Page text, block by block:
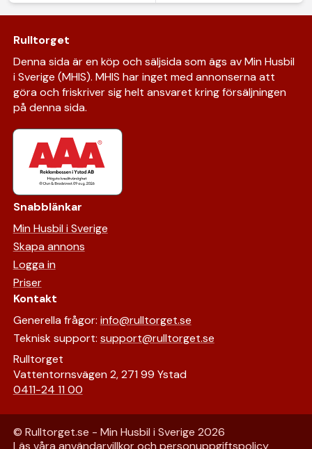
Rulltorget
Denna sida är en köp och säljsida som ägs av Min Husbil
i Sverige (MHIS). MHIS har inget med annonserna att
göra och friskriver sig helt ansvaret kring försäljningen
på denna sida.
Snabblänkar
Min Husbil i Sverige
Skapa annons
Logga in
Priser
Kontakt
Generella frågor: info@rulltorget.se
Teknisk support: support@rulltorget.se
Rulltorget
Vattentornsvägen 2, 271 99 Ystad
0411-24 11 00
© Rulltorget.se - Min Husbil i Sverige 2026
Läs våra användarvillkoroch personuppgiftspolicy